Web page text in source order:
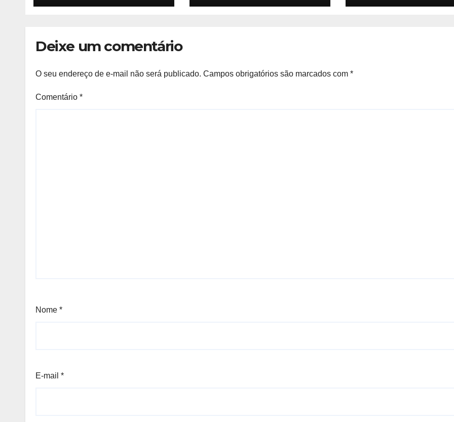
empresários e
pessoas em
Deixe um comentário
O seu endereço de e-mail não será publicado. Campos obrigatórios são marcados com *
Comentário *
Nome *
E-mail *